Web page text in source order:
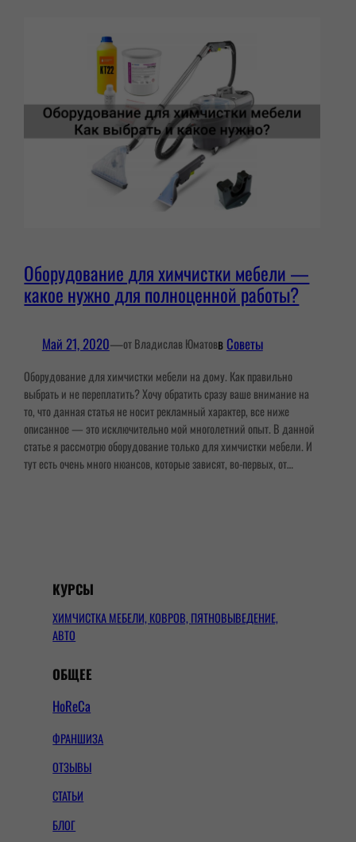
Оборудование для химчистки мебели —
какое нужно для полноценной работы?
Май 21, 2020—от Владислав Юматовв Советы
Оборудование для химчистки мебели на дому. Как правильно
выбрать и не переплатить? Хочу обратить сразу ваше внимание на
то, что данная статья не носит рекламный характер, все ниже
описанное — это исключительно мой многолетний опыт. В данной
статье я рассмотрю оборудование только для химчистки мебели. И
тут есть очень много нюансов, которые зависят, во-первых, от…
КУРСЫ
ХИМЧИСТКА МЕБЕЛИ, КОВРОВ, ПЯТНОВЫВЕДЕНИЕ,
АВТО
ОБЩЕЕ
HoReCa
ФРАНШИЗА
ОТЗЫВЫ
СТАТЬИ
БЛОГ